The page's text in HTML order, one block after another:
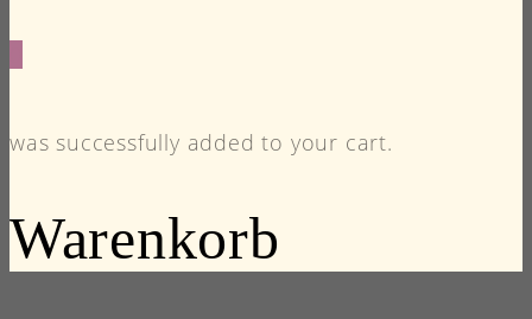
was successfully added to your cart.
Warenkorb